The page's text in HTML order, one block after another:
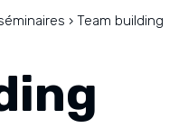
› Team building